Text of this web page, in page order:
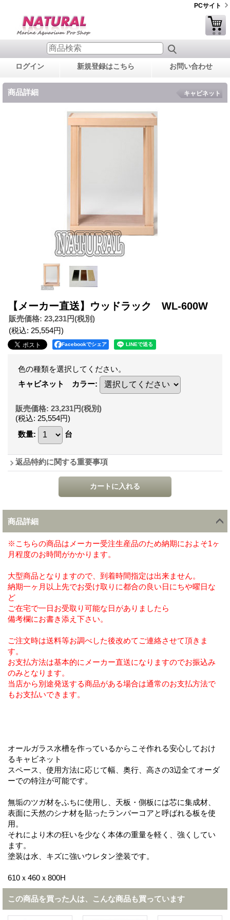
PCサイト
ログイン 新規登録はこちら お問い合わせ
商品詳細 キャビネット
【メーカー直送】ウッドラック WL-600W
販売価格: 23,231円(税別)
(税込: 25,554円)
Facebookでシェア
色の種類を選択してください。
キャビネット カラー:
販売価格: 23,231円(税別)
(税込: 25,554円)
数量: 台
返品特約に関する重要事項
商品詳細
※こちらの商品はメーカー受注生産品のため納期におよそ1ヶ
月程度のお時間がかかります。
大型商品となりますので、到着時間指定は出来ません。
納期一ヶ月以上先でお受け取りに都合の良い日にちや曜日な
ど
ご在宅で一日お受取り可能な日がありましたら
備考欄にお書き添え下さい。
ご注文時は送料等お調べした後改めてご連絡させて頂きま
す。
お支払方法は基本的にメーカー直送になりますのでお振込み
のみとなります。
当店から別途発送する商品がある場合は通常のお支払方法で
もお支払いできます。
オールガラス水槽を作っているからこそ作れる安心しておけ
るキャビネット
スペース、使用方法に応じて幅、奥行、高さの3辺全てオーダ
ーでの特注が可能です。
無垢のツガ材をふちに使用し、天板・側板には芯に集成材、
表面に天然のシナ材を貼ったランバーコアと呼ばれる板を使
用。
それにより木の狂いを少なく本体の重量を軽く、強くしてい
ます。
塗装は水、キズに強いウレタン塗装です。
610ｘ460ｘ800H
この商品を買った人は、こんな商品も買っています